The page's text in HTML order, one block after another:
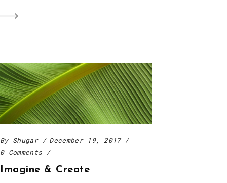
By Shugar
December 19, 2017
0 Comments
Imagine & Create